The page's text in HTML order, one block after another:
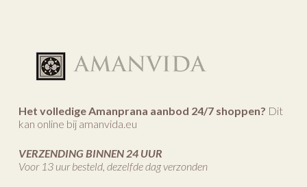
Het volledige Amanprana aanbod 24/7 shoppen? Dit
kan online bij amanvida.eu
VERZENDING BINNEN 24 UUR
Voor 13 uur besteld, dezelfde dag verzonden